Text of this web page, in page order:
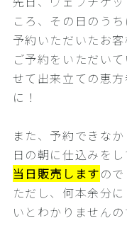
ころ、その日のう
予約いただいたお
ご予約をいただい
せて出来立ての恵
に！
また、予約できな
日の朝に仕込みをし
当日販売しますの
ただし、何本余分
いとわかりません